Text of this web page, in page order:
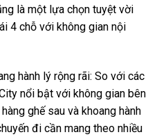
là một lựa chọn tuyệt vời
4 chỗ với không gian nội
hành lý rộng rãi: So với các
nổi bật với không gian bên
ghế sau và khoang hành
đi cần mang theo nhiều